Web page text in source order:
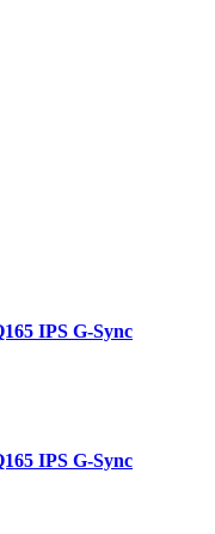
IPS G-Sync
IPS G-Sync